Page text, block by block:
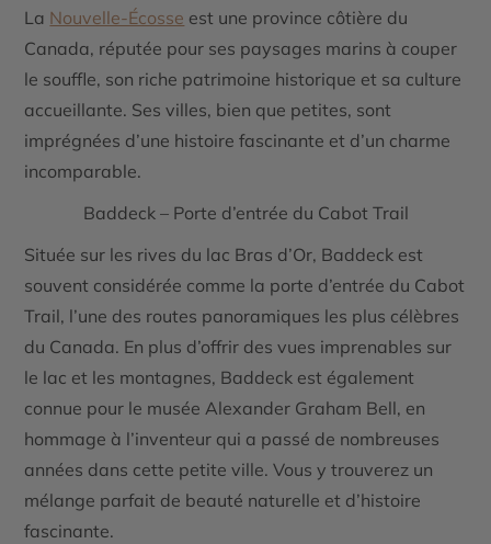
La Nouvelle-Écosse est une province côtière du
Canada, réputée pour ses paysages marins à couper
le souffle, son riche patrimoine historique et sa culture
accueillante. Ses villes, bien que petites, sont
imprégnées d’une histoire fascinante et d’un charme
incomparable.
Baddeck – Porte d’entrée du Cabot Trail
Située sur les rives du lac Bras d’Or, Baddeck est
souvent considérée comme la porte d’entrée du Cabot
Trail, l’une des routes panoramiques les plus célèbres
du Canada. En plus d’offrir des vues imprenables sur
le lac et les montagnes, Baddeck est également
connue pour le musée Alexander Graham Bell, en
hommage à l’inventeur qui a passé de nombreuses
années dans cette petite ville. Vous y trouverez un
mélange parfait de beauté naturelle et d’histoire
fascinante.